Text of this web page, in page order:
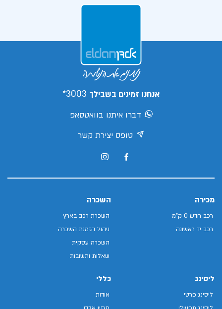
אנחנו זמינים בשבילך 3003*
דברו איתנו בוואטסאפ
טופס יצירת קשר
מכירה
רכב חדש 0 ק"מ
רכב יד ראשונה
השכרה
השכרת רכב בארץ
ניהול הזמנת השכרה
השכרה עסקית
שאלות ותשובות
ליסינג
ליסינג פרטי
כללי
אודות